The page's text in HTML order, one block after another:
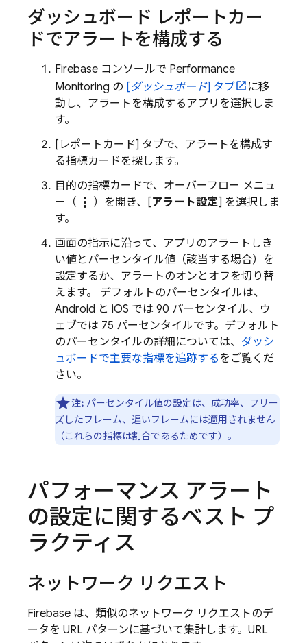
ダッシュボード レポートカー
ドでアラートを構成する
Firebase コンソールで Performance
Monitoring の [ダッシュボード] タブ
に移
動し、アラートを構成するアプリを選択しま
す。
[レポートカード] タブで、アラートを構成す
る指標カードを探します。
目的の指標カードで、オーバーフロー メニュ
ー（ more_vert ）を開き、[アラート設定] を選択しま
す。
画面の指示に沿って、アプリのアラートしき
い値とパーセンタイル値（該当する場合）を
設定するか、アラートのオンとオフを切り替
えます。 デフォルトのパーセンタイルは、
Android と iOS では 90 パーセンタイル、ウ
ェブでは 75 パーセンタイルです。デフォルト
のパーセンタイルの詳細については、 ダッシ
ュボードで主要な指標を追跡するをご覧くだ
さい。
注: パーセンタイル値の設定は、成功率、フリー
ズしたフレーム、遅いフレームには適用されません
（これらの指標は割合であるためです）。
パフォーマンス アラート
の設定に関するベスト プ
ラクティス
ネットワーク リクエスト
Firebase は、類似のネットワーク リクエストのデ
ータを URL パターンに基づいて集計します。URL